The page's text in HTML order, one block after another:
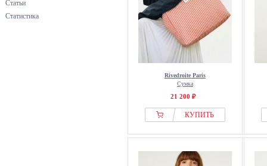
Статьи
Статистика
Rivedroite Paris
Сумка
21 200 ₽
КУПИТЬ